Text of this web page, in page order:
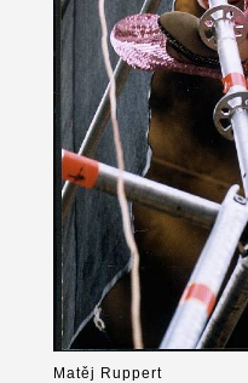
Matěj Ruppert